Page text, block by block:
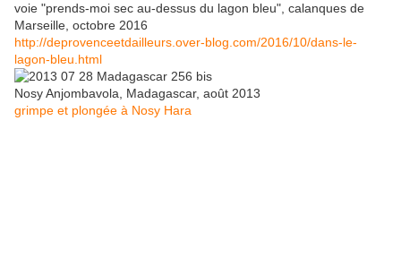
voie "prends-moi sec au-dessus du lagon bleu", calanques de
Marseille, octobre 2016
http://deprovenceetdailleurs.over-blog.com/2016/10/dans-le-
lagon-bleu.html
Nosy Anjombavola, Madagascar, août 2013
grimpe et plongée à Nosy Hara